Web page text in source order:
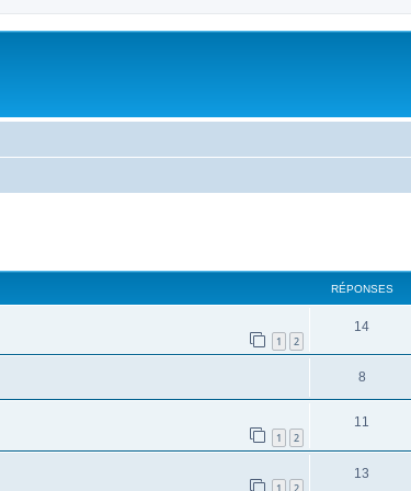
RÉPONSES
1 2
14
8
1 2
11
13